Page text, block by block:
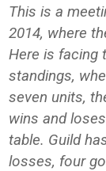
This is a
2014, where
Here is facing
standings,
seven units,
wins and
table. Guild
losses, four